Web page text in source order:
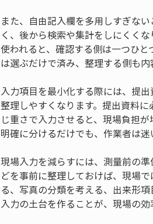
また、自由記入欄を多用しすぎな
く、後から検索や集計をしにくく
使われると、確認する側は一つひ
は選ぶだけで済み、整理する側も内
入力項目を最小化する際には、提
整理しやすくなります。提出資料
じ重さで入力させると、現場負担
明確に分けるだけでも、作業者は迷
現場入力を減らすには、測量前の
どを事前に整理しておけば、現場
る、写真の分類を考える、出来形
入力の土台を作ることが、現場の効